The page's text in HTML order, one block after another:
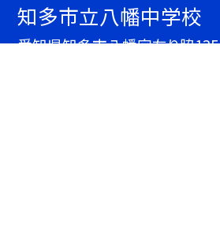
知多市立八幡中学校
愛知県知多市八幡字左り脇135